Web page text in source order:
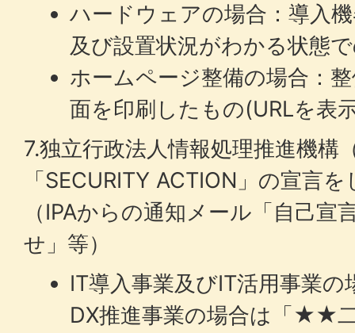
ハードウェアの場合：導入
及び設置状況がわかる状態
ホームページ整備の場合：
面を印刷したもの(URLを表
7.独立行政法人情報処理推進機構
「SECURITY ACTION」の宣言
（IPAからの通知メール「自己宣
せ」等）
IT導入事業及びIT活用事業
DX推進事業の場合は「★★